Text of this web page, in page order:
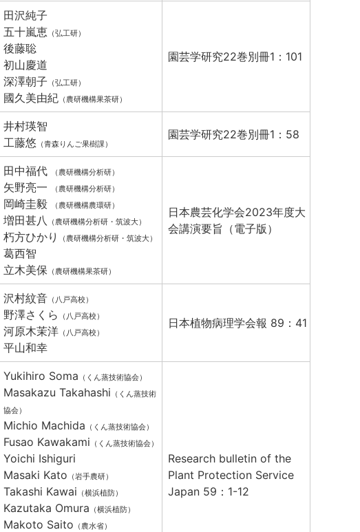
田沢純子
五十嵐恵 （弘工研）
後藤聡
初山慶道
深澤朝子 （弘工研）
國久美由紀 （農研機構果茶研）
園芸学研究22巻別冊1：101
井村瑛智
工藤悠 （青森りんご果樹課）
園芸学研究22巻別冊1：58
田中福代 （農研機構分析研）
矢野亮一 （農研機構分析研）
岡崎圭毅 （農研機構農環研）
増田甚八 （農研機構分析研・筑波大）
朽方ひかり （農研機構分析研・筑波大）
葛西智
立木美保 （農研機構果茶研）
日本農芸化学会2023年度大
会講演要旨（電子版）
沢村紋音 （八戸高校）
野澤さくら （八戸高校）
河原木茉洋 （八戸高校）
平山和幸
日本植物病理学会報 89：41
Yukihiro Soma （くん蒸技術協会）
Masakazu Takahashi （くん蒸技術
協会）
Michio Machida （くん蒸技術協会）
Fusao Kawakami （くん蒸技術協会）
Yoichi Ishiguri
Masaki Kato （岩手農研）
Takashi Kawai （横浜植防）
Kazutaka Omura （横浜植防）
Makoto Saito （農水省）
Research bulletin of the
Plant Protection Service
Japan 59：1-12